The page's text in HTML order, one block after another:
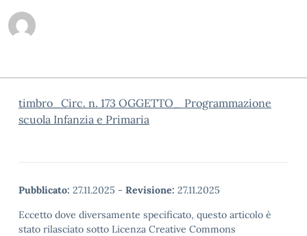
timbro_Circ. n. 173 OGGETTO_ Programmazione
scuola Infanzia e Primaria
Pubblicato: 27.11.2025 - Revisione: 27.11.2025
Eccetto dove diversamente specificato, questo articolo è
stato rilasciato sotto Licenza Creative Commons